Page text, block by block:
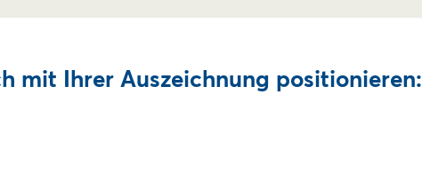
mit Ihrer Auszeichnung positionieren: